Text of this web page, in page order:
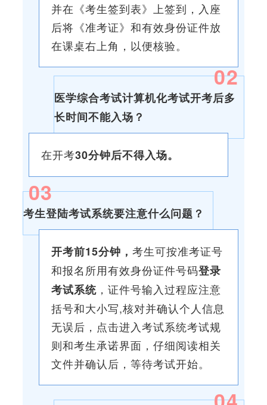
并在《考生签到表》上签到，入座
后将《准考证》和有效身份证件放
在课桌右上角，以便核验。
02
医学综合考试计算机化考试开考后多
长时间不能入场？
在开考30分钟后不得入场。
03
考生登陆考试系统要注意什么问题？
开考前15分钟，考生可按准考证号
和报名所用有效身份证件号码登录
考试系统 ，证件号输入过程应注意
括号和大小写,核对并确认个人信息
无误后，点击进入考试系统考试规
则和考生承诺界面，仔细阅读相关
文件并确认后，等待考试开始。